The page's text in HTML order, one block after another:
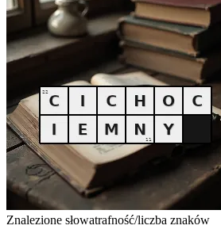
Znalezione słowatrafność/liczba znaków